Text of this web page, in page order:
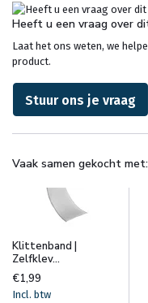
Heeft u een vraag over
Laat het ons weten, we
product.
Stuur ons je vraag
Vaak samen gekocht met:
Klittenband |
Zelfklev...
€1,99
Incl. btw